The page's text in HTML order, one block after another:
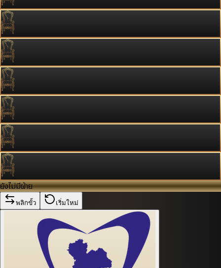
ยังไม่มีฝ่าย
พลิกขั้ว เริ่มใหม่